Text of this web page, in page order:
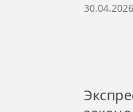
30.04.2026